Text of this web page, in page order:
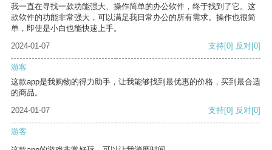
我一直在寻找一款功能强大、操作简单的办公软件，终于找到了它。这
款软件的功能非常强大，可以满足我日常办公的所有需求。操作也很简
单，即使是小白也能快速上手。
2024-01-07
支持[0] 反对[0]
游客
这款app是我购物的得力助手，让我能够找到最优惠的价格，买到最合适
的商品。
2024-01-07
支持[0] 反对[0]
游客